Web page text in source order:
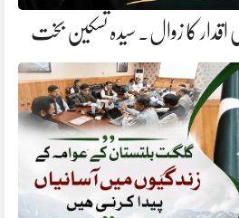
اقدار کا زوال. سیدہ تسکین بخت